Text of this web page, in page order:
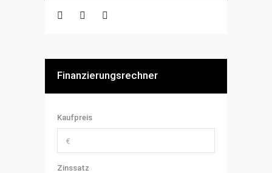
Finanzierungsrechner
Kaufpreis
Zinssatz